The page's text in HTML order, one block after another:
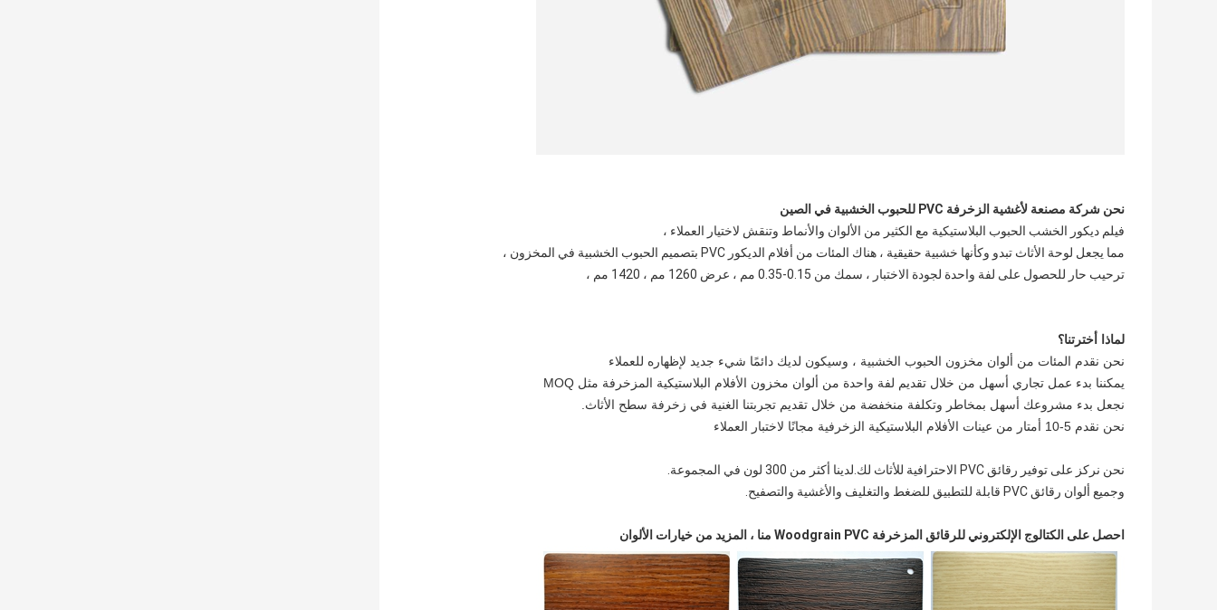
نحن شركة مصنعة لأغشية الزخرفة PVC للحبوب الخشبية في الصين
فيلم ديكور الخشب الحبوب البلاستيكية مع الكثير من الألوان والأنماط وتنقش لاختيار العملاء ،
مما يجعل لوحة الأثاث تبدو وكأنها خشبية حقيقية ، هناك المئات من أفلام الديكور PVC بتصميم الحبوب الخشبية في المخزون ،
ترحيب حار للحصول على لفة واحدة لجودة الاختبار ، سمك من 0.15-0.35 مم ، عرض 1260 مم ، 1420 مم ،
لماذا أخترتنا؟
نحن نقدم المئات من ألوان مخزون الحبوب الخشبية ، وسيكون لديك دائمًا شيء جديد لإظهاره للعملاء
يمكننا بدء عمل تجاري أسهل من خلال تقديم لفة واحدة من ألوان مخزون الأفلام البلاستيكية المزخرفة مثل MOQ
نجعل بدء مشروعك أسهل بمخاطر وتكلفة منخفضة من خلال تقديم تجربتنا الغنية في زخرفة سطح الأثاث.
نحن نقدم 5-10 أمتار من عينات الأفلام البلاستيكية الزخرفية مجانًا لاختبار العملاء
نحن نركز على توفير رقائق PVC الاحترافية للأثاث لك.لدينا أكثر من 300 لون في المجموعة.
وجميع ألوان رقائق PVC قابلة للتطبيق للضغط والتغليف والأغشية والتصفيح.
احصل على الكتالوج الإلكتروني للرقائق المزخرفة Woodgrain PVC منا ، المزيد من خيارات الألوان